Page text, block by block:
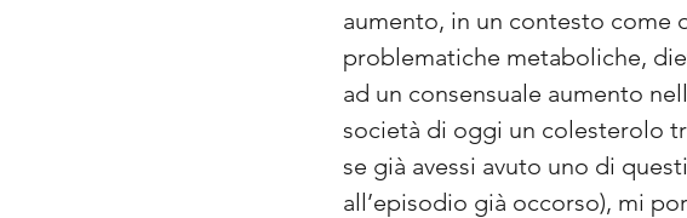
aumento, in un contesto come
problematiche metaboliche,
ad un consensuale aumento
società di oggi un colesterolo
se già avessi avuto uno di
all’episodio già occorso), mi